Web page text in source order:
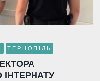
ТЕРНОПІЛЬ